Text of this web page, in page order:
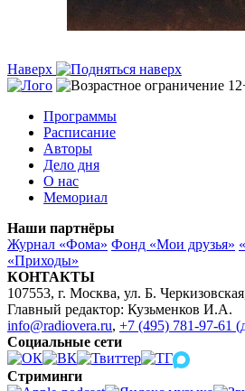
Наверх
Программы
Расписание
Авторы
Дело дня
О нас
Мемориал
Наши партнёры
Журнал «Фома» Фонд «Мои друзья»
«Приходы»
КОНТАКТЫ
107553, г. Москва, ул. Б.
Главный редактор: Кузьменков И.А.
info@radiovera.ru, +7 (495) 781-97-61
Социальные сети
Стриминги